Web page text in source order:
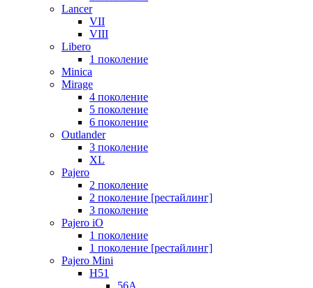
Lancer
VII
VIII
Libero
1 поколение
Minica
Mirage
4 поколение
5 поколение
6 поколение
Outlander
3 поколение
XL
Pajero
2 поколение
2 поколение [рестайлинг]
3 поколение
Pajero iO
1 поколение
1 поколение [рестайлинг]
Pajero Mini
H51
56A